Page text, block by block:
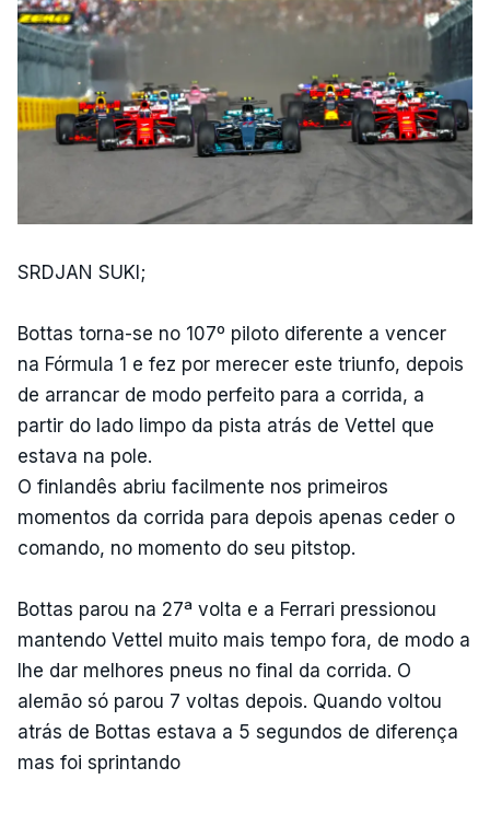
SRDJAN SUKI;
Bottas torna-se no 107º piloto diferente a vencer
na Fórmula 1 e fez por merecer este triunfo, depois
de arrancar de modo perfeito para a corrida, a
partir do lado limpo da pista atrás de Vettel que
estava na pole.
O finlandês abriu facilmente nos primeiros
momentos da corrida para depois apenas ceder o
comando, no momento do seu pitstop.
Bottas parou na 27ª volta e a Ferrari pressionou
mantendo Vettel muito mais tempo fora, de modo a
lhe dar melhores pneus no final da corrida. O
alemão só parou 7 voltas depois. Quando voltou
atrás de Bottas estava a 5 segundos de diferença
mas foi sprintando